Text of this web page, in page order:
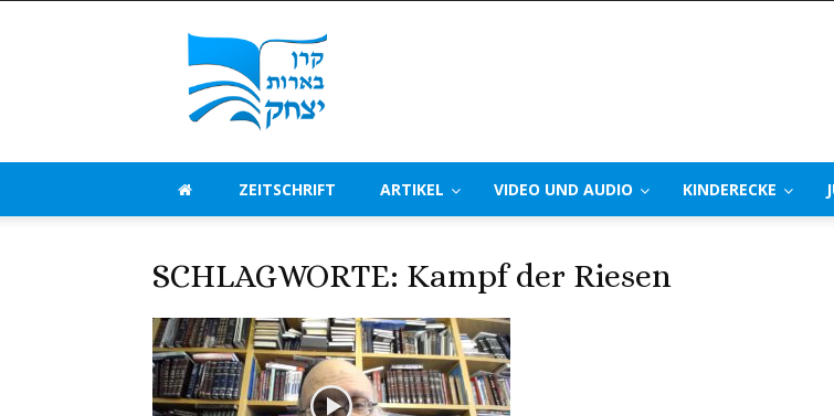
Beerot
Izchak
Deutschland
ZEITSCHRIFT ARTIKEL VIDEO UND AUDIO KINDERECKE
SCHLAGWORTE: Kampf der Riesen